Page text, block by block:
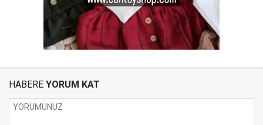
HABERE YORUM KAT